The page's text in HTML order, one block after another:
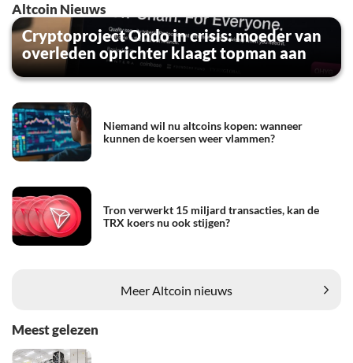
Altcoin Nieuws
Cryptoproject Ondo in crisis: moeder van
overleden oprichter klaagt topman aan
Niemand wil nu altcoins kopen: wanneer
kunnen de koersen weer vlammen?
Tron verwerkt 15 miljard transacties, kan de
TRX koers nu ook stijgen?
Meer Altcoin nieuws
Meest gelezen